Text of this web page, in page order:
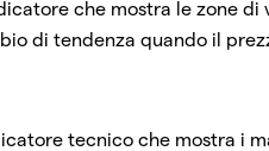
che mostra le zone di
di tendenza quando il
tecnico che mostra i